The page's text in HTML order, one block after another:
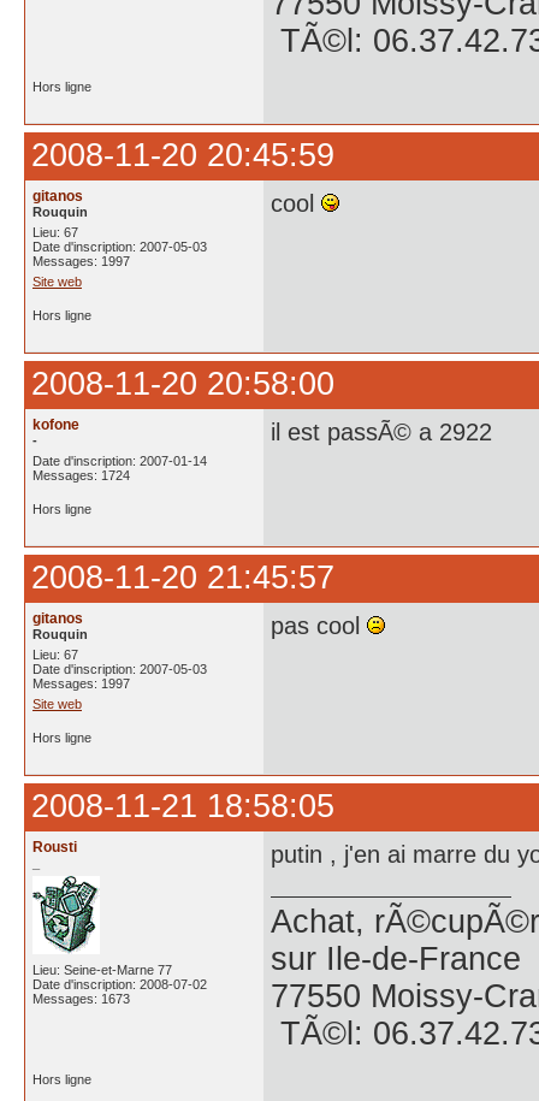
TÃ©l:
Hors ligne
2008-11-20 20:45:59
gitanos
Rouquin
Lieu: 67
Date d'inscription: 2007-05-03
Messages: 1997
Site web
cool
Hors ligne
2008-11-20 20:58:00
kofone
-
Date d'inscription: 2007-01-14
Messages: 1724
il est passÃ© a 2922
Hors ligne
2008-11-20 21:45:57
gitanos
Rouquin
Lieu: 67
Date d'inscription: 2007-05-03
Messages: 1997
Site web
pas cool
Hors ligne
2008-11-21 18:58:05
Rousti
Lieu: Seine-et-Marne 77
Date d'inscription: 2008-07-02
Messages: 1673
putin , j'en ai marre du
Achat,
sur Ile-de-France
77550 Moissy-
TÃ©l:
Hors ligne